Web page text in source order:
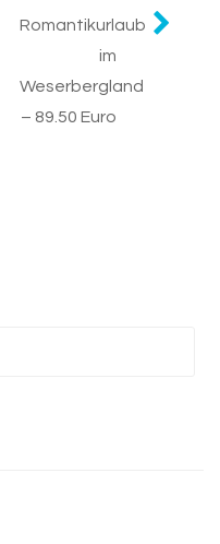
Romantikurlaub
im
Weserbergland
– 89.50 Euro